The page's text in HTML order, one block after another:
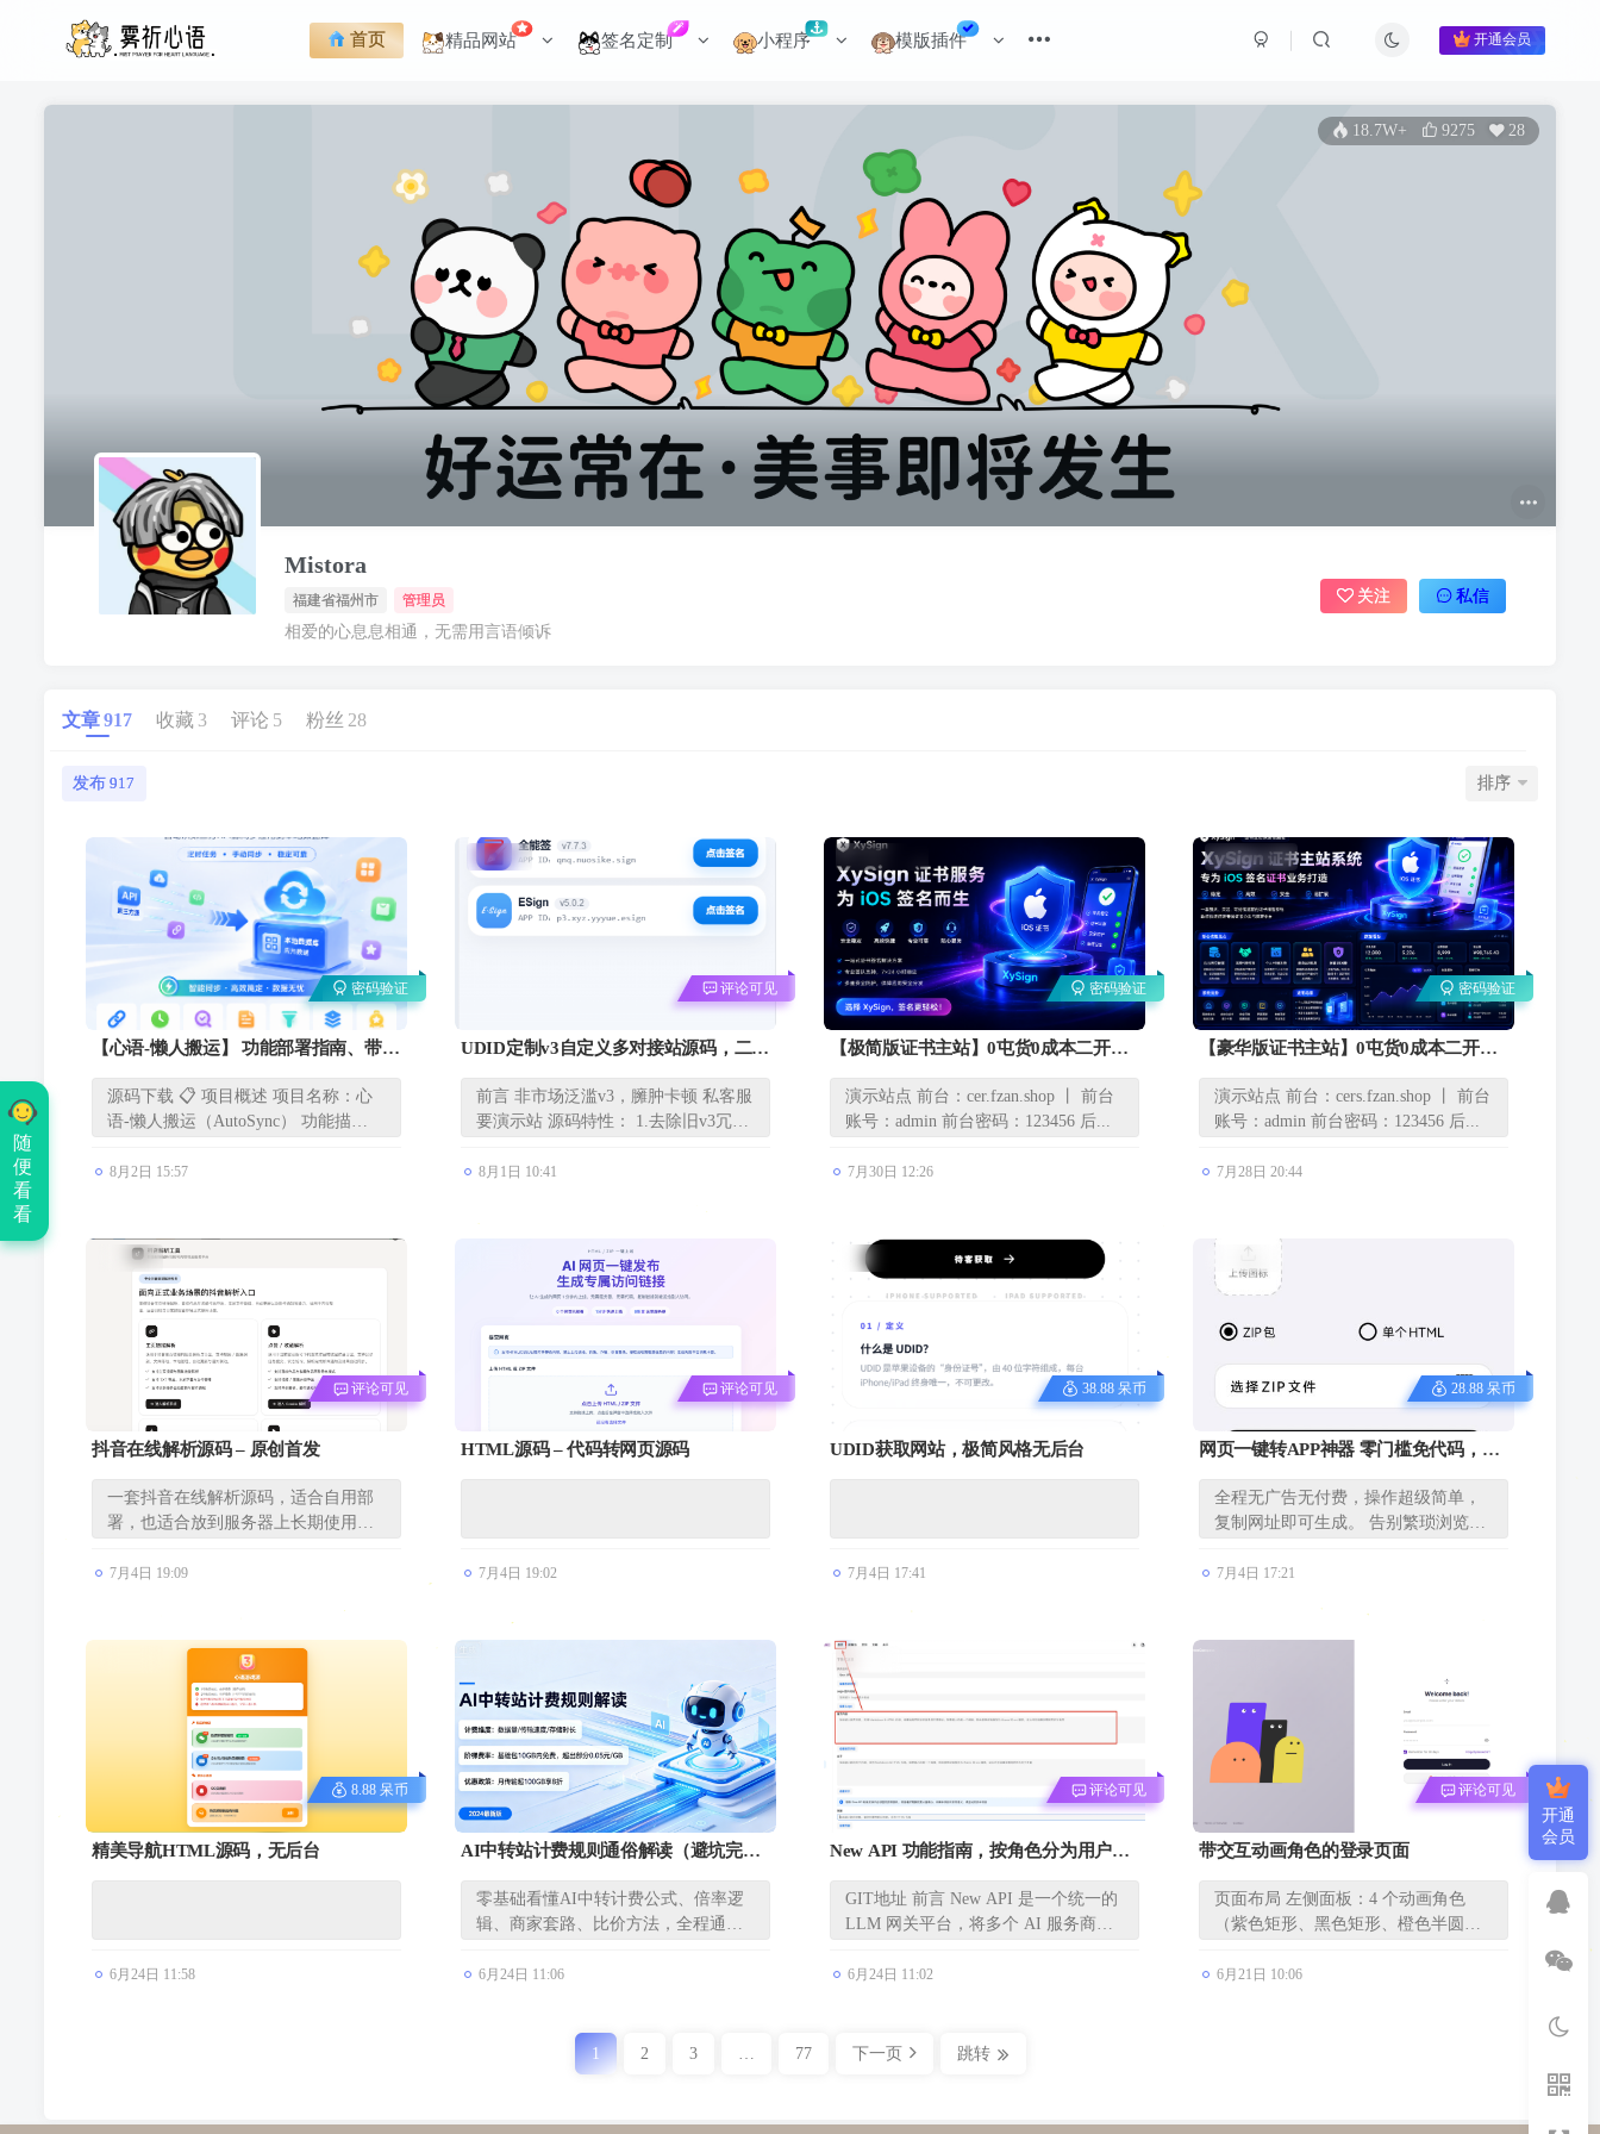
首页 精品网站 签名定制 小程序 模版插件 开通会员
18.7W+ 9275 28
Mistora
福建省福州市 管理员
相爱的心息息相通，无需用言语倾诉
关注 私信
文章917 收藏 3 评论 5 粉丝 28
发布 917 排序
密码验证
【心语-懒人搬运】 功能部署指南、带手
动搬运功能以及自动搬运！
源码下载 📋 项目概述 项目名称：心
语-懒人搬运（AutoSync） 功能描
8月2日 15:57
评论可见
UDID定制v3自定义多对接站源码，二改
前端UI模版
前言 非市场泛滥v3，臃肿卡顿 私客服
要演示站 源码特性： 1.去除旧v3冗
8月1日 10:41
密码验证
【极简版证书主站】0屯货0成本二开稳
定版证书主站系统，可自定义对接任意
证书站！
演示站点 前台：cer.fzan.shop 丨 前台
账号：admin 前台密码：123456 后...
7月30日 12:26
密码验证
【豪华版证书主站】0屯货0成本二开稳
定版证书主站系统，可自定义对接任意
证书站！
演示站点 前台：cers.fzan.shop 丨 前台
账号：admin 前台密码：123456 后...
7月28日 20:44
评论可见
抖音在线解析源码 – 原创首发
一套抖音在线解析源码，适合自用部
署，也适合放到服务器上长期使用。
7月4日 19:09
评论可见
HTML源码 – 代码转网页源码
7月4日 19:02
38.88 呆币
UDID获取网站，极简风格无后台
7月4日 17:41
28.88 呆币
网页一键转APP神器 零门槛免代码，任
意网页一键封装成独立APP！
全程无广告无付费，操作超级简单，
复制网址即可生成。 告别繁琐浏览
7月4日 17:21
8.88 呆币
精美导航HTML源码，无后台
6月24日 11:58
AI中转站计费规则通俗解读（避坑完整
零基础看懂AI中转计费公式、倍率逻
辑、商家套路、比价方法，全程通俗
6月24日 11:06
评论可见
New API 功能指南，按角色分为用户指
GIT地址 前言 New API 是一个统一的
LLM 网关平台，将多个 AI 服务商的
6月24日 11:02
评论可见
带交互动画角色的登录页面
页面布局 左侧面板：4 个动画角色
（紫色矩形、黑色矩形、橙色半圆、
6月21日 10:06
1 2 3 … 77 下一页 跳转
开通
会员
随
便
看
看